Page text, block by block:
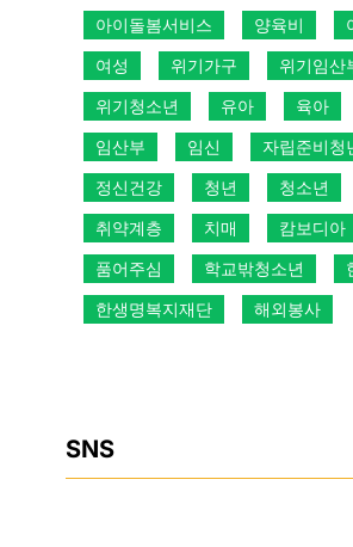
아이돌봄서비스
양육비
여성
위기가구
위기임산
위기청소년
유아 육아
임산부
임신
자립준비청
정신건강
청년 청소년
취약계층
치매
캄보디아
품어주심
학교밖청소년
한생명복지재단
해외봉사
SNS